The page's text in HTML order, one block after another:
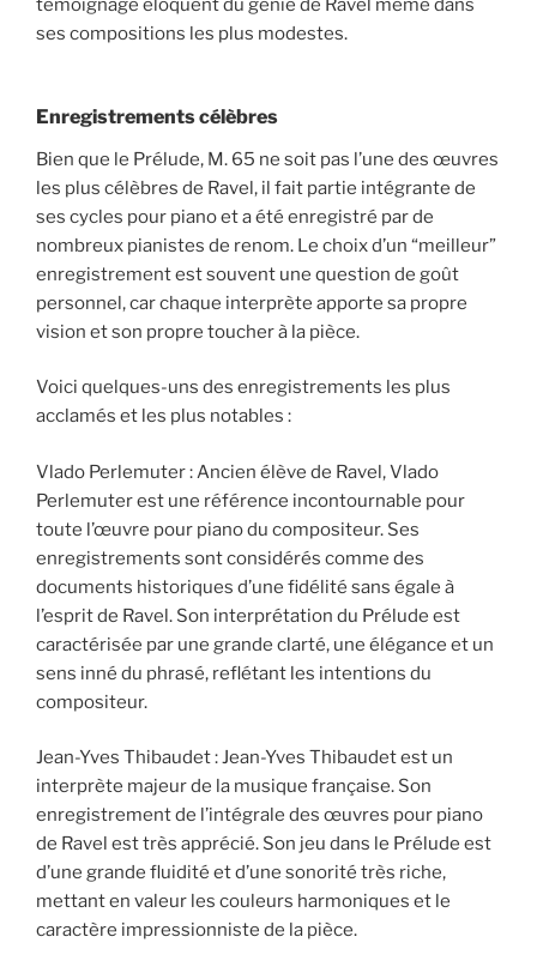
témoignage éloquent du génie de Ravel même dans
ses compositions les plus modestes.
Enregistrements célèbres
Bien que le Prélude, M. 65 ne soit pas l’une des œuvres
les plus célèbres de Ravel, il fait partie intégrante de
ses cycles pour piano et a été enregistré par de
nombreux pianistes de renom. Le choix d’un “meilleur”
enregistrement est souvent une question de goût
personnel, car chaque interprète apporte sa propre
vision et son propre toucher à la pièce.
Voici quelques-uns des enregistrements les plus
acclamés et les plus notables :
Vlado Perlemuter : Ancien élève de Ravel, Vlado
Perlemuter est une référence incontournable pour
toute l’œuvre pour piano du compositeur. Ses
enregistrements sont considérés comme des
documents historiques d’une fidélité sans égale à
l’esprit de Ravel. Son interprétation du Prélude est
caractérisée par une grande clarté, une élégance et un
sens inné du phrasé, reflétant les intentions du
compositeur.
Jean-Yves Thibaudet : Jean-Yves Thibaudet est un
interprète majeur de la musique française. Son
enregistrement de l’intégrale des œuvres pour piano
de Ravel est très apprécié. Son jeu dans le Prélude est
d’une grande fluidité et d’une sonorité très riche,
mettant en valeur les couleurs harmoniques et le
caractère impressionniste de la pièce.